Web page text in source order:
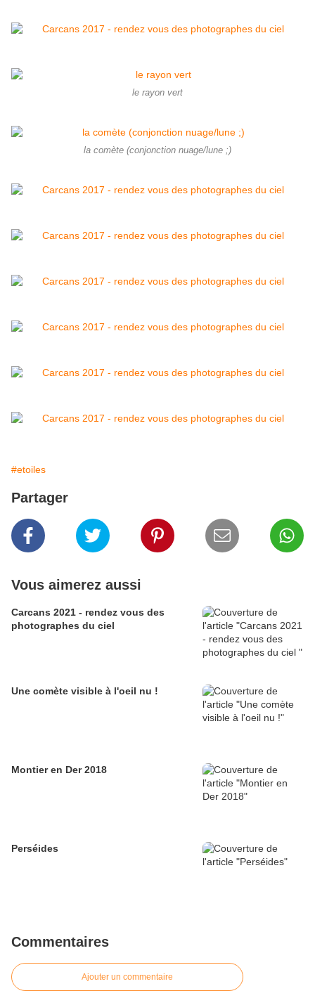
le rayon vert
la comète (conjonction nuage/lune ;)
#etoiles
Partager
Vous aimerez aussi
Carcans 2021 - rendez vous des
photographes du ciel
Une comète visible à l'oeil nu !
Montier en Der 2018
Perséides
Commentaires
Ajouter un commentaire